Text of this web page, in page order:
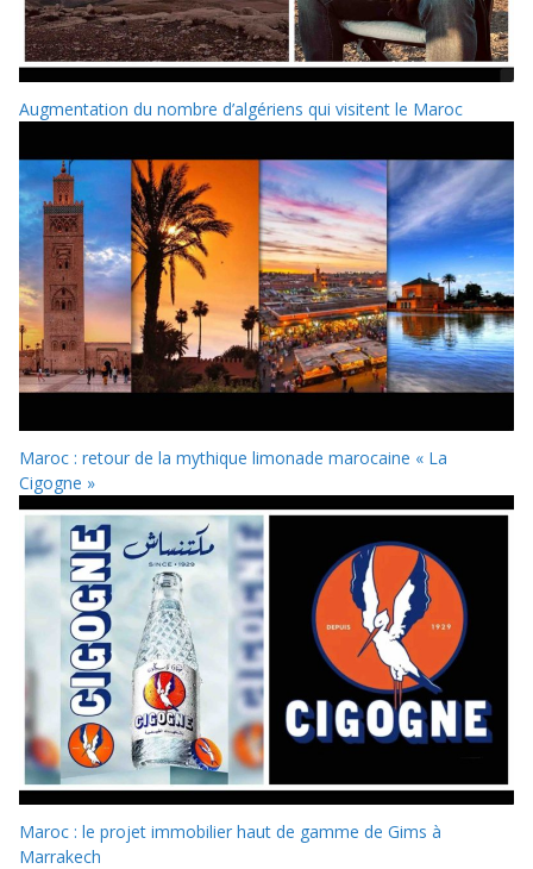
Augmentation du nombre d’algériens qui visitent le Maroc
Maroc : retour de la mythique limonade marocaine « La
Cigogne »
Maroc : le projet immobilier haut de gamme de Gims à
Marrakech